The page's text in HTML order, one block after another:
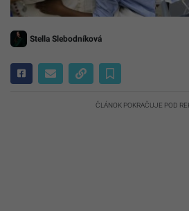
Stella Slebodníková
ČLÁNOK POKRAČUJE POD